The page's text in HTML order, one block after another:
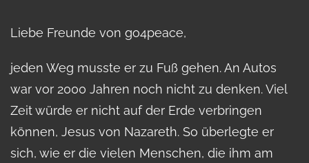
Liebe Freunde von go4peace,
jeden Weg musste er zu Fuß gehen. An Autos
war vor 2000 Jahren noch nicht zu denken. Viel
Zeit würde er nicht auf der Erde verbringen
können, Jesus von Nazareth. So überlegte er
sich, wie er die vielen Menschen, die ihm am